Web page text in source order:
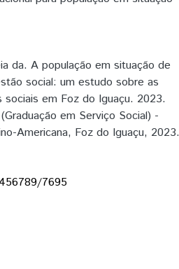
da. A população em situação de
social: um estudo sobre as
em Foz do Iguaçu. 2023.
em Serviço Social) -
Americana, Foz do Iguaçu, 2023.
7695